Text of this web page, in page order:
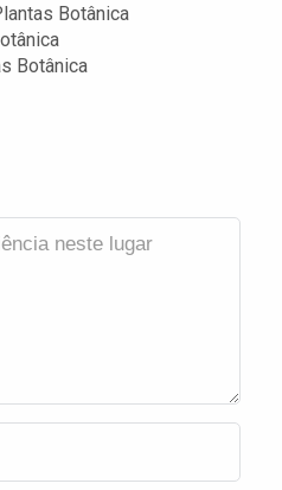
Botânica
Botânica